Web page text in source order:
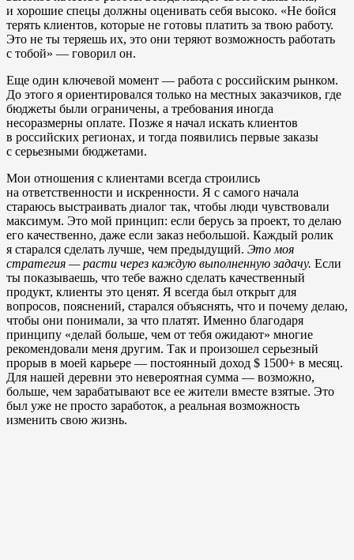
и хорошие спецы должны оценивать себя высоко. «Не бойся
терять клиентов, которые не готовы платить за твою работу.
Это не ты теряешь их, это они теряют возможность работать
с тобой» — говорил он.
Еще один ключевой момент — работа с российским рынком.
До этого я ориентировался только на местных заказчиков, где
бюджеты были ограничены, а требования иногда
несоразмерны оплате. Позже я начал искать клиентов
в российских регионах, и тогда появились первые заказы
с серьезными бюджетами.
Мои отношения с клиентами всегда строились
на ответственности и искренности. Я с самого начала
стараюсь выстраивать диалог так, чтобы люди чувствовали
максимум. Это мой принцип: если берусь за проект, то делаю
его качественно, даже если заказ небольшой. Каждый ролик
я старался сделать лучше, чем предыдущий. Это моя
стратегия — расти через каждую выполненную задачу. Если
ты показываешь, что тебе важно сделать качественный
продукт, клиенты это ценят. Я всегда был открыт для
вопросов, пояснений, старался объяснять, что и почему делаю,
чтобы они понимали, за что платят. Именно благодаря
принципу «делай больше, чем от тебя ожидают» многие
рекомендовали меня другим. Так и произошел серьезный
прорыв в моей карьере — постоянный доход $ 1500+ в месяц.
Для нашей деревни это невероятная сумма — возможно,
больше, чем зарабатывают все ее жители вместе взятые. Это
был уже не просто заработок, а реальная возможность
изменить свою жизнь.